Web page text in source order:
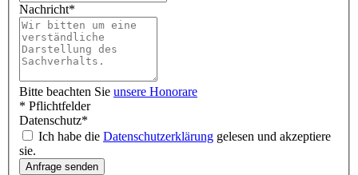
Nachricht*
Bitte beachten Sie unsere Honorare
* Pflichtfelder
Datenschutz*
Ich habe die Datenschutzerklärung gelesen und akzeptiere
sie.